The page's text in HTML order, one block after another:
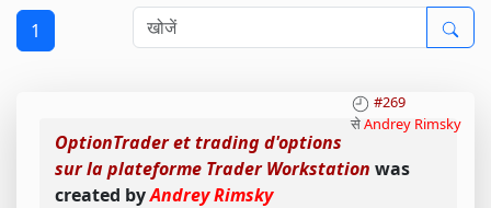
1
#269
सेAndrey Rimsky
OptionTrader et trading d'options
sur la plateforme Trader Workstation was
created byAndrey Rimsky